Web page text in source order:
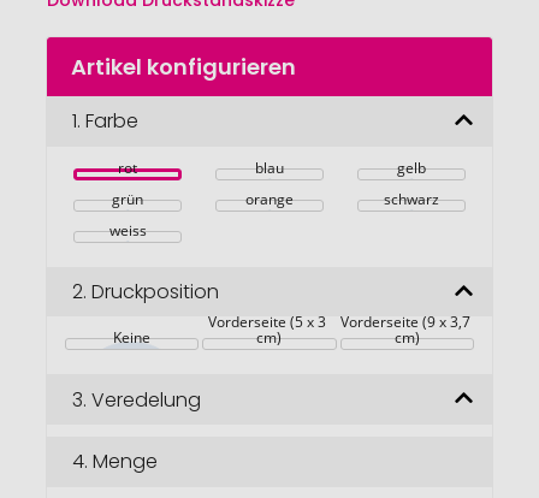
Zum
Anfang
Bildgalerie
Artikel konfigurieren
1. Farbe
rot blau
gelb
grün
orange
schwarz
weiss
2. Druckposition
Keine
Vorderseite (5 x 3
cm)
Vorderseite (9 x 3,7
cm)
3. Veredelung
4. Menge